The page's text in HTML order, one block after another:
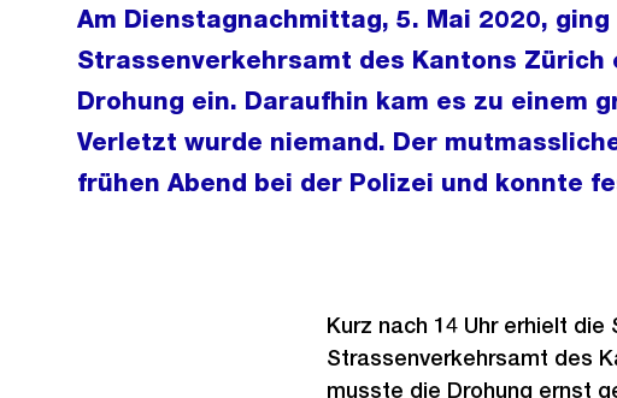
Am Dienstagnachmittag, 5. Mai 2020, ging
Strassenverkehrsamt des Kantons Zürich
Drohung ein. Daraufhin kam es zu einem
Verletzt wurde niemand. Der
frühen Abend bei der Polizei und konnte
Kurz nach 14 Uhr erhielt
Strassenverkehrsamt des
musste die Drohung ernst